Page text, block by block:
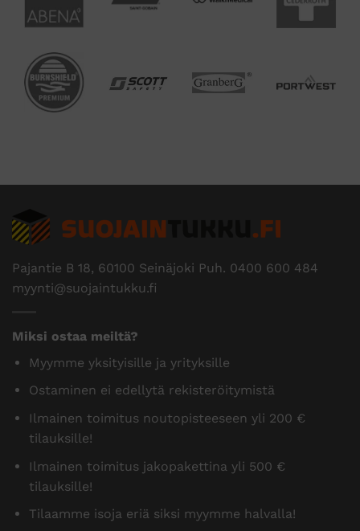
Pajantie B 18, 60100 Seinäjoki Puh. 0400 600 484
myynti@suojaintukku.fi
Miksi ostaa meiltä?
Myymme yksityisille ja yrityksille
Ostaminen ei edellytä rekisteröitymistä
Ilmainen toimitus noutopisteeseen yli 200 €
tilauksille!
Ilmainen toimitus jakopakettina yli 500 €
tilauksille!
Tilaamme isoja eriä siksi myymme halvalla!